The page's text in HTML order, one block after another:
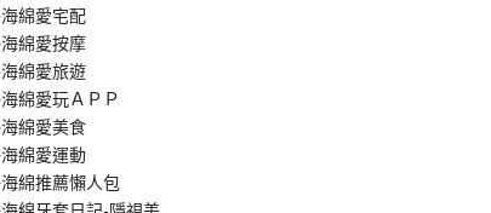
海綿愛宅配
海綿愛按摩
海綿愛旅遊
海綿愛玩ＡＰＰ
海綿愛美食
海綿愛運動
海綿推薦懶人包